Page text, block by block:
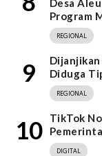
Desa
Program
REGIONAL
9
Dijanjikan
Diduga
REGIONAL
10
TikTok
DIGITAL